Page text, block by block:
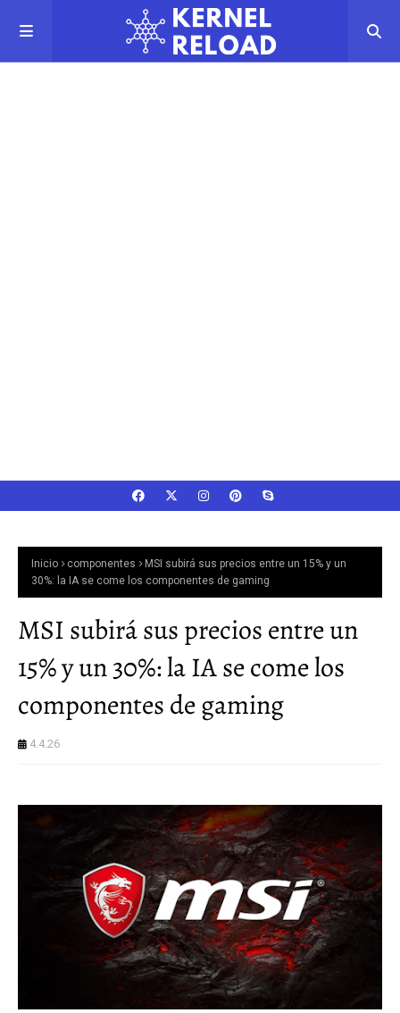
Inicio componentes
MSI subirá sus precios entre un 15% y un
30%: la IA se come los componentes de gaming
MSI subirá sus precios entre un
15% y un 30%: la IA se come los
componentes de gaming
4.4.26